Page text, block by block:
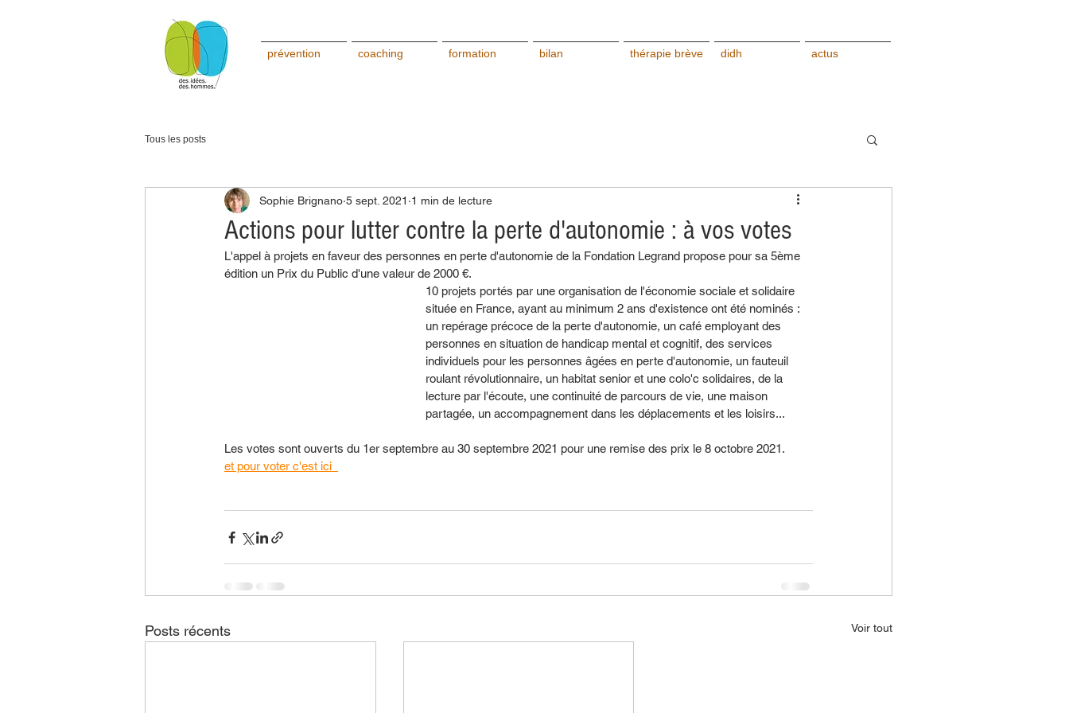
prévention coaching formation bilan thérapie brève didh actus
Tous les posts
Actions pour lutter contre la perte d'autonomie : à vos votes
Sophie Brignano 5 sept. 2021 1 min de lecture
L'appel à projets en faveur des personnes en perte d'autonomie de la Fondation Legrand propose pour sa 5ème
édition un Prix du Public d'une valeur de 2000 €.
10 projets portés par une organisation de l'économie sociale et solidaire
située en France, ayant au minimum 2 ans d'existence ont été nominés :
un repérage précoce de la perte d'autonomie, un café employant des
personnes en situation de handicap mental et cognitif, des services
individuels pour les personnes âgées en perte d'autonomie, un fauteuil
roulant révolutionnaire, un habitat senior et une colo'c solidaires, de la
lecture par l'écoute, une continuité de parcours de vie, une maison
partagée, un accompagnement dans les déplacements et les loisirs...
Les votes sont ouverts du 1er septembre au 30 septembre 2021 pour une remise des prix le 8 octobre 2021.
et pour voter c'est ici
Posts récents Voir tout